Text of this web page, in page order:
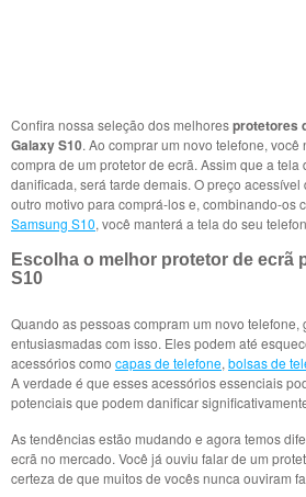
Confira nossa seleção dos melhoresprotetores
Galaxy S10. Ao comprar um novo telefone,
compra de um protetor de ecrã. Assim que a tela
danificada, será tarde demais. O preço acessível
outro motivo para comprá-los e, combinando-os
Samsung S10, você manterá a tela do seu
Escolha o melhor protetor de ecrã
S10
Quando as pessoas compram um novo telefone,
entusiasmadas com isso. Eles podem até
acessórios como capas de telefone, bolsas de
A verdade é que esses acessórios essenciais
potenciais que podem danificar
As tendências estão mudando e agora temos
ecrã no mercado. Você já ouviu falar de um
certeza de que muitos de vocês nunca ouviram